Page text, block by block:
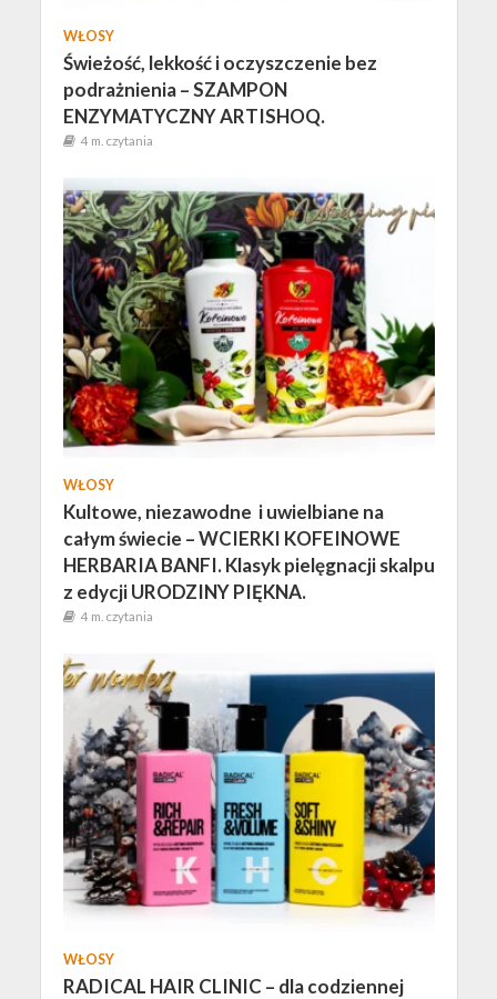
WŁOSY
Świeżość, lekkość i oczyszczenie bez
podrażnienia – SZAMPON
ENZYMATYCZNY ARTISHOQ.
4 m. czytania
WŁOSY
Kultowe, niezawodne i uwielbiane na
całym świecie – WCIERKI KOFEINOWE
HERBARIA BANFI. Klasyk pielęgnacji skalpu
z edycji URODZINY PIĘKNA.
4 m. czytania
WŁOSY
RADICAL HAIR CLINIC – dla codziennej